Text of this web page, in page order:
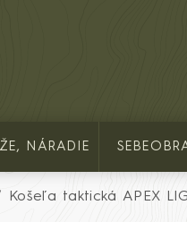
NÁRADIE
Košeľa taktická APEX